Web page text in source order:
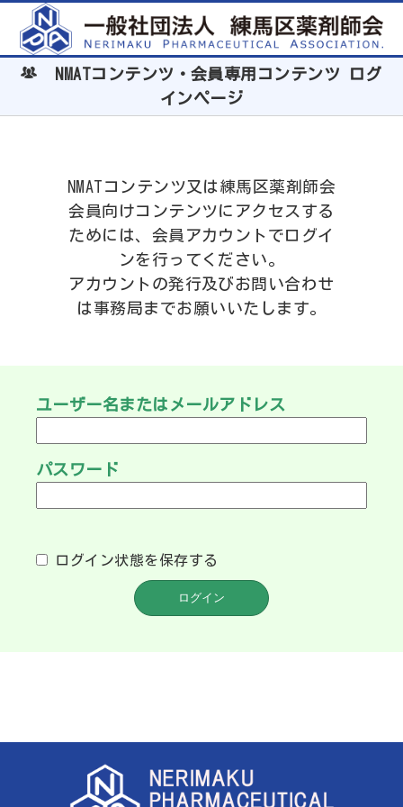
NMATコンテンツ・会員専用コンテンツ ログ
インページ
NMATコンテンツ又は練馬区薬剤師会
会員向けコンテンツにアクセスする
ためには、会員アカウントでログイ
ンを行ってください。
アカウントの発行及びお問い合わせ
は事務局までお願いいたします。
ユーザー名またはメールアドレス
パスワード
ログイン状態を保存する